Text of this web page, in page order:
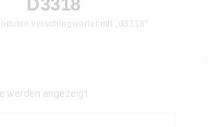
verschlagwortet mit „d3318“
werden angezeigt